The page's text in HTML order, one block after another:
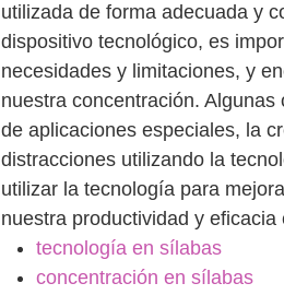
utilizada de forma adecuada y
dispositivo tecnológico, es
necesidades y limitaciones, y
nuestra concentración.
de aplicaciones especiales, la
distracciones utilizando la
utilizar la tecnología para
nuestra productividad y
tecnología en sílabas
concentración en sílabas